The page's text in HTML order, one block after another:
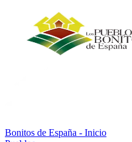
Bonitos de España - Inicio